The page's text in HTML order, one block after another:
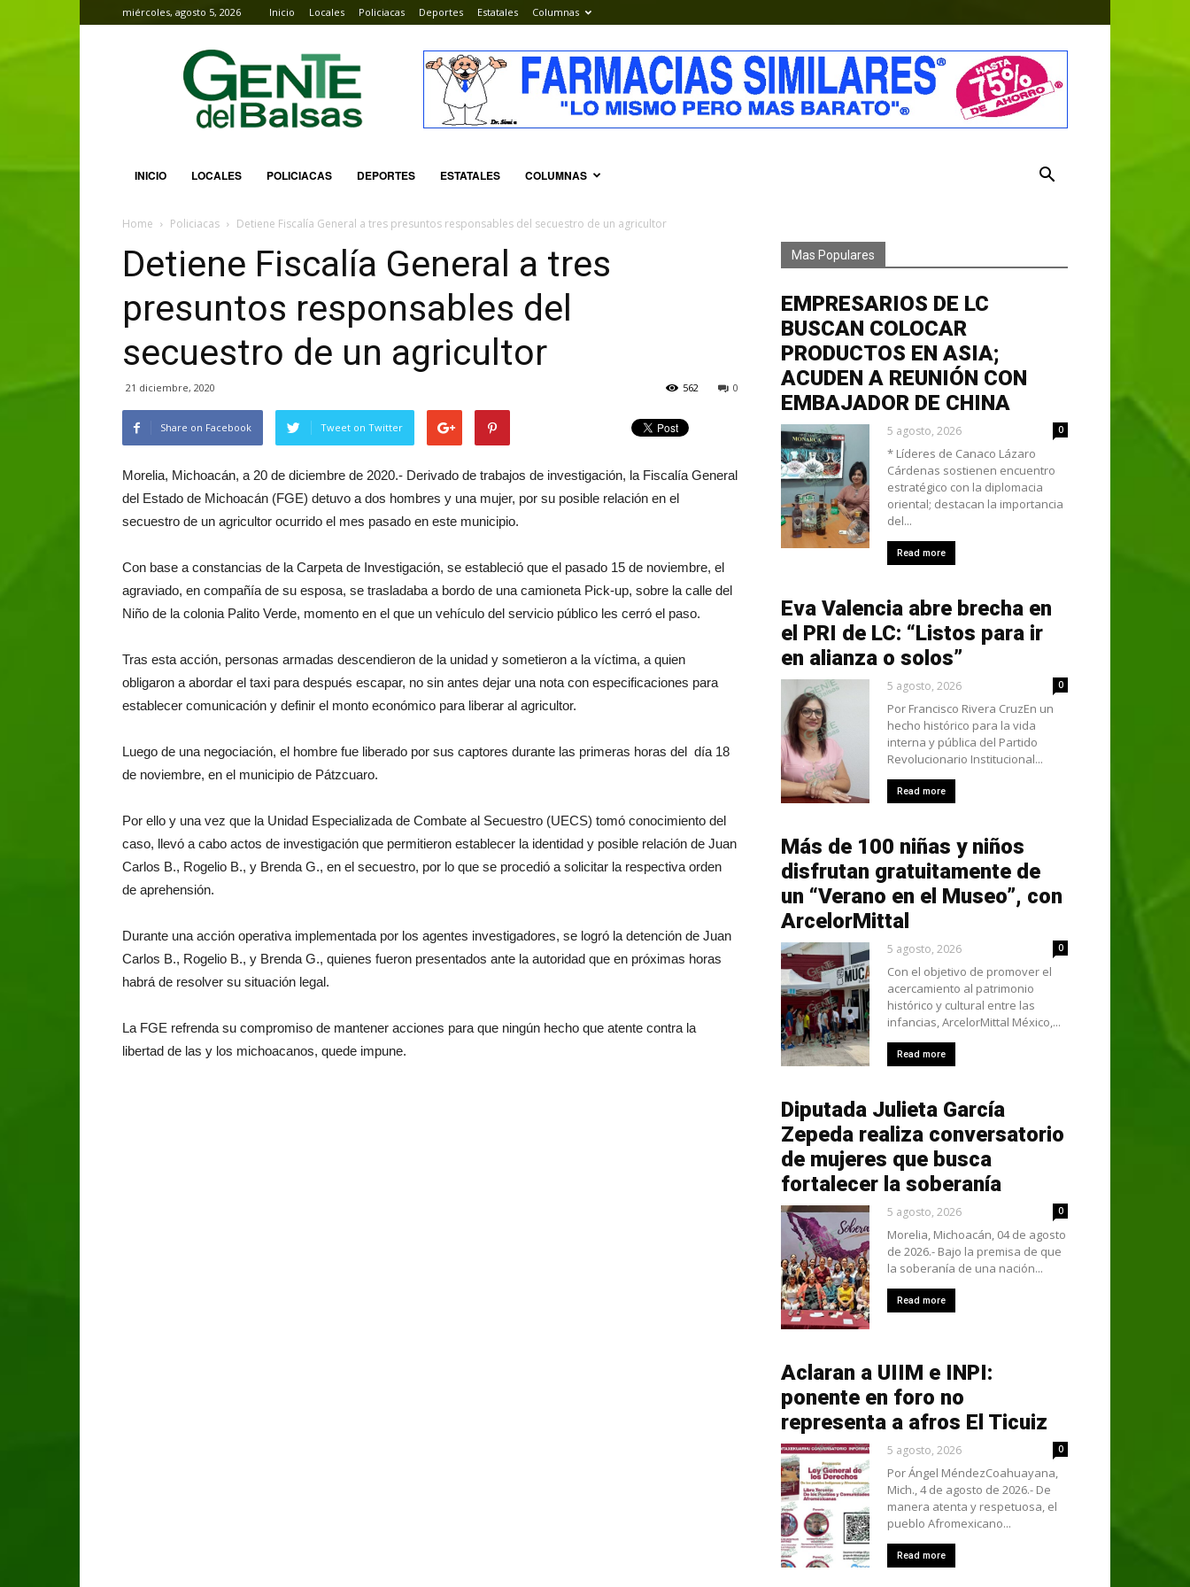
miércoles, agosto 5, 2026 Inicio Locales Policiacas Deportes Estatales Columnas
Gente
del
Balsas
INICIO LOCALES POLICIACAS DEPORTES ESTATALES COLUMNAS
Home Policiacas Detiene Fiscalía General a tres presuntos responsables del secuestro de un agricultor
Detiene Fiscalía General a tres
presuntos responsables del
secuestro de un agricultor
21 diciembre, 2020 0
562
Share on Facebook Tweet on Twitter
Morelia, Michoacán, a 20 de diciembre de 2020.- Derivado de trabajos de investigación, la Fiscalía General
del Estado de Michoacán (FGE) detuvo a dos hombres y una mujer, por su posible relación en el
secuestro de un agricultor ocurrido el mes pasado en este municipio.
Con base a constancias de la Carpeta de Investigación, se estableció que el pasado 15 de noviembre, el
agraviado, en compañía de su esposa, se trasladaba a bordo de una camioneta Pick-up, sobre la calle del
Niño de la colonia Palito Verde, momento en el que un vehículo del servicio público les cerró el paso.
Tras esta acción, personas armadas descendieron de la unidad y sometieron a la víctima, a quien
obligaron a abordar el taxi para después escapar, no sin antes dejar una nota con especificaciones para
establecer comunicación y definir el monto económico para liberar al agricultor.
Luego de una negociación, el hombre fue liberado por sus captores durante las primeras horas del día 18
de noviembre, en el municipio de Pátzcuaro.
Por ello y una vez que la Unidad Especializada de Combate al Secuestro (UECS) tomó conocimiento del
caso, llevó a cabo actos de investigación que permitieron establecer la identidad y posible relación de Juan
Carlos B., Rogelio B., y Brenda G., en el secuestro, por lo que se procedió a solicitar la respectiva orden
de aprehensión.
Durante una acción operativa implementada por los agentes investigadores, se logró la detención de Juan
Carlos B., Rogelio B., y Brenda G., quienes fueron presentados ante la autoridad que en próximas horas
habrá de resolver su situación legal.
La FGE refrenda su compromiso de mantener acciones para que ningún hecho que atente contra la
libertad de las y los michoacanos, quede impune.
Mas Populares
EMPRESARIOS DE LC
BUSCAN COLOCAR
PRODUCTOS EN ASIA;
ACUDEN A REUNIÓN CON
EMBAJADOR DE CHINA
5 agosto, 2026 0
* Líderes de Canaco Lázaro
Cárdenas sostienen encuentro
estratégico con la diplomacia
oriental; destacan la importancia
del...
Read more
Eva Valencia abre brecha en
el PRI de LC: “Listos para ir
en alianza o solos”
5 agosto, 2026 0
Por Francisco Rivera CruzEn un
hecho histórico para la vida
interna y pública del Partido
Revolucionario Institucional...
Read more
Más de 100 niñas y niños
disfrutan gratuitamente de
un “Verano en el Museo”, con
ArcelorMittal
5 agosto, 2026 0
Con el objetivo de promover el
acercamiento al patrimonio
histórico y cultural entre las
infancias, ArcelorMittal México,...
Read more
Diputada Julieta García
Zepeda realiza conversatorio
de mujeres que busca
fortalecer la soberanía
5 agosto, 2026 0
Morelia, Michoacán, 04 de agosto
de 2026.- Bajo la premisa de que
la soberanía de una nación...
Read more
Aclaran a UIIM e INPI:
ponente en foro no
representa a afros El Ticuiz
5 agosto, 2026 0
Por Ángel MéndezCoahuayana,
Mich., 4 de agosto de 2026.- De
manera atenta y respetuosa, el
pueblo Afromexicano...
Read more